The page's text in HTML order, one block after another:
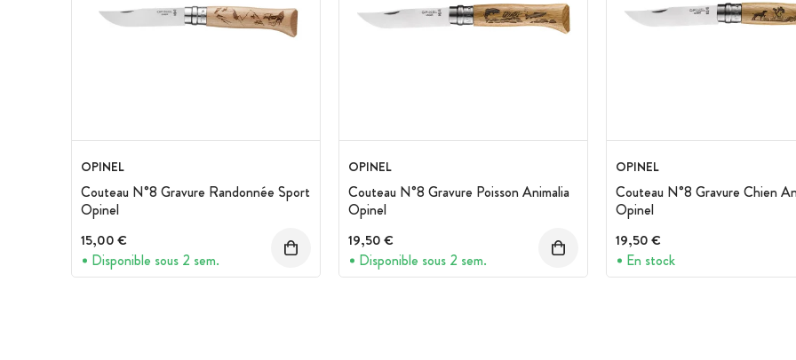
OPINEL
Couteau N°8 Gravure Randonnée Sport
Opinel
15,00 €
Disponible sous 2 sem.
OPINEL
Couteau N°8 Gravure Poisson Animalia
Opinel
19,50 €
Disponible sous 2 sem.
OPINEL
Couteau N°8 Gravure Chien
Opinel
19,50 €
En stock